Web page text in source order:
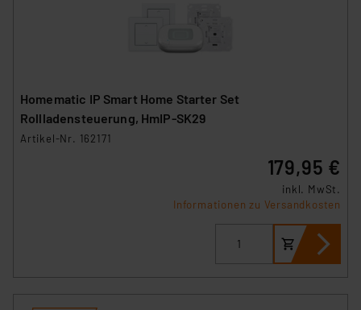
Homematic IP Smart Home Starter Set
Rollladensteuerung, HmIP-SK29
Artikel-Nr. 162171
179,95 €
inkl. MwSt.
Informationen zu Versandkosten